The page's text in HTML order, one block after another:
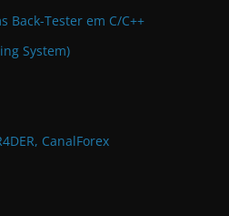
Back-Tester em C/C++
System)
CanalForex